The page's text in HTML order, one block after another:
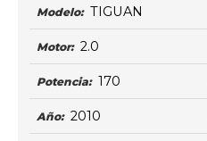
Modelo: TIGUAN
Motor: 2.0
Potencia: 170
Año: 2010